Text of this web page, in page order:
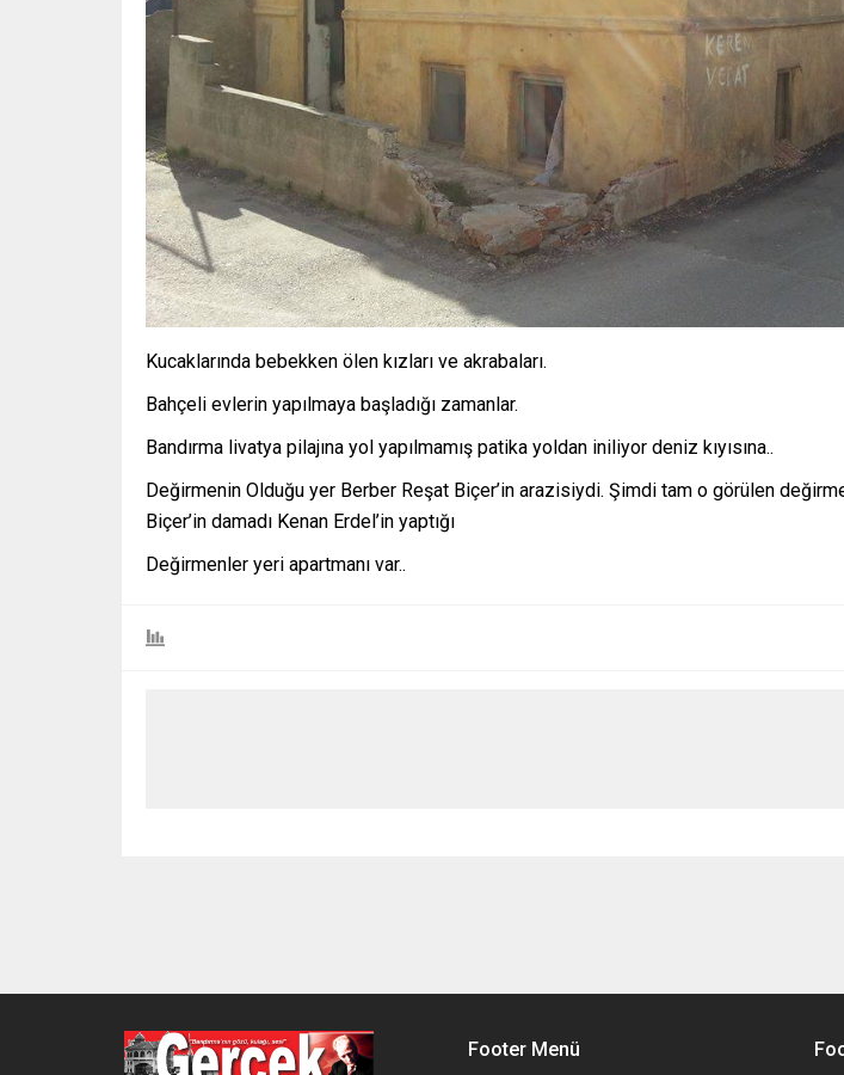
Kucaklarında bebekken ölen kızları ve akrabaları.
Bahçeli evlerin yapılmaya başladığı zamanlar.
Bandırma livatya pilajına yol yapılmamış patika yoldan iniliyor deniz kıyısına..
Değirmenin Olduğu yer Berber Reşat Biçer’in arazisiydi. Şimdi tam o görülen
Biçer’in damadı Kenan Erdel’in yaptığı
Değirmenler yeri apartmanı var..
Footer Menü